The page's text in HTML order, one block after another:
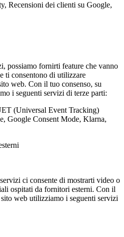
Recensioni dei clienti su Google,
possiamo fornirti feature che vanno
ti consentono di utilizzare
web. Con il tuo consenso, su
i seguenti servizi di terze parti:
(Universal Event Tracking)
Google Consent Mode, Klarna,
ci consente di mostrarti video o
ospitati da fornitori esterni. Con il
web utilizziamo i seguenti servizi